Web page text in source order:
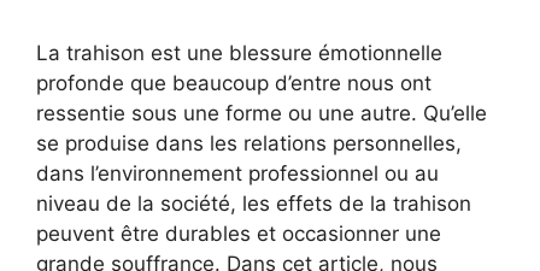
La trahison est une blessure émotionnelle
profonde que beaucoup d’entre nous ont
ressentie sous une forme ou une autre. Qu’elle
se produise dans les relations personnelles,
dans l’environnement professionnel ou au
niveau de la société, les effets de la trahison
peuvent être durables et occasionner une
grande souffrance. Dans cet article, nous